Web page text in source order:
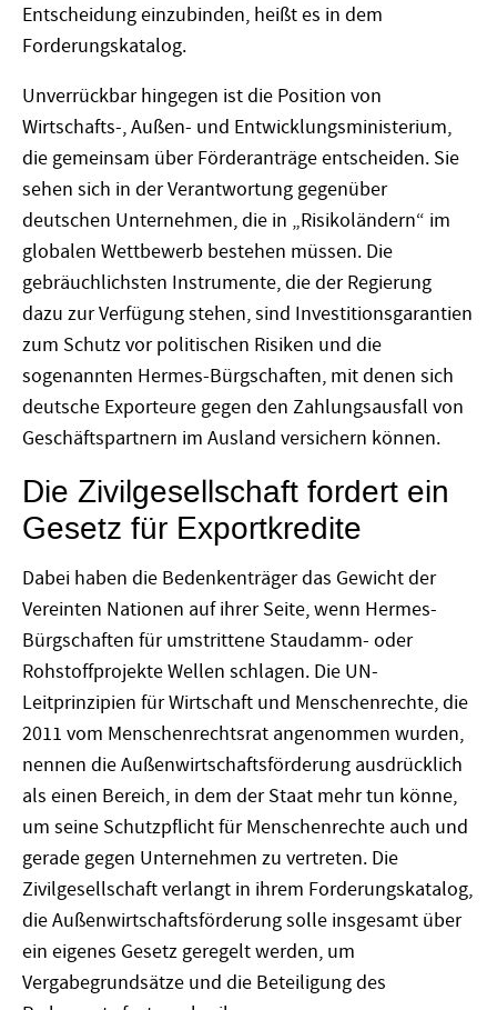
Entscheidung einzubinden, heißt es in dem
Forderungskatalog.
Unverrückbar hingegen ist die Position von
Wirtschafts-, Außen- und Entwicklungsministerium,
die gemeinsam über Förderanträge entscheiden. Sie
sehen sich in der Verantwortung gegenüber
deutschen Unternehmen, die in „Risikoländern“ im
globalen Wettbewerb bestehen müssen. Die
gebräuchlichsten Instrumente, die der Regierung
dazu zur Verfügung stehen, sind Investitionsgarantien
zum Schutz vor politischen Risiken und die
sogenannten Hermes-Bürgschaften, mit denen sich
deutsche Exporteure gegen den Zahlungsausfall von
Geschäftspartnern im Ausland versichern können.
Die Zivilgesellschaft fordert ein
Gesetz für Exportkredite
Dabei haben die Bedenkenträger das Gewicht der
Vereinten Nationen auf ihrer Seite, wenn Hermes-
Bürgschaften für umstrittene Staudamm- oder
Rohstoffprojekte Wellen schlagen. Die UN-
Leitprinzipien für Wirtschaft und Menschenrechte, die
2011 vom Menschenrechtsrat angenommen wurden,
nennen die Außenwirtschaftsförderung ausdrücklich
als einen Bereich, in dem der Staat mehr tun könne,
um seine Schutzpflicht für Menschenrechte auch und
gerade gegen Unternehmen zu vertreten. Die
Zivilgesellschaft verlangt in ihrem Forderungskatalog,
die Außenwirtschaftsförderung solle insgesamt über
ein eigenes Gesetz geregelt werden, um
Vergabegrundsätze und die Beteiligung des